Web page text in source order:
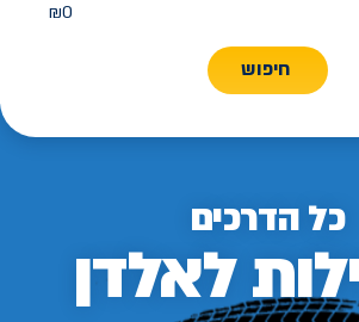
₪0
חיפוש
כל הדרכים
לאלדן